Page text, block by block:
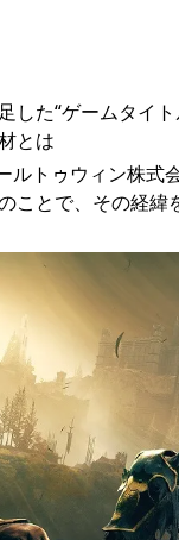
した“ゲームタイ
とは
ルトゥウィン株
とで、その経緯